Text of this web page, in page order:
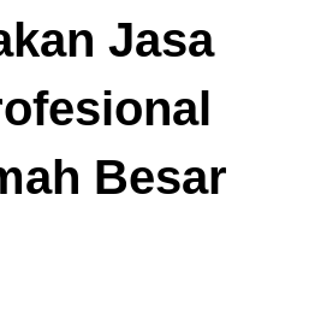
Jasa
Besar